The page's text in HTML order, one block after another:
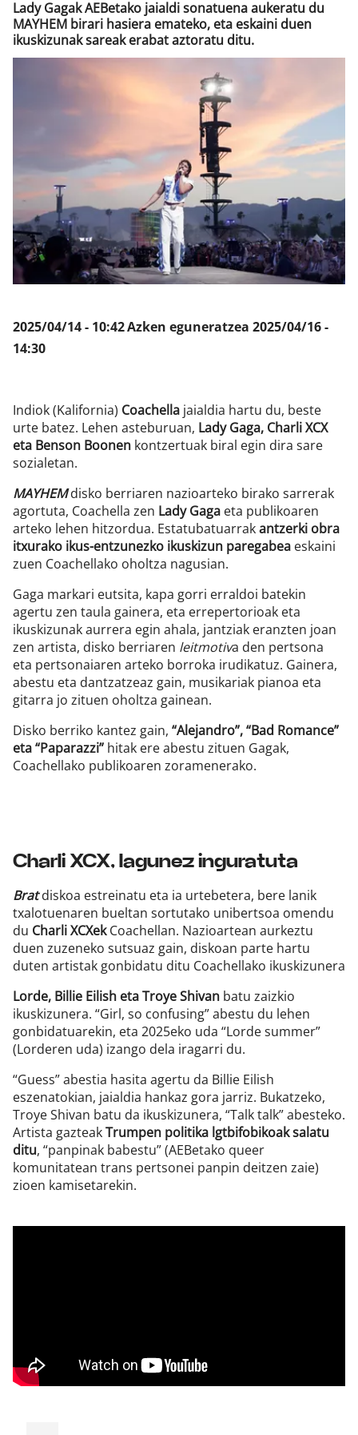
Klisk
Lady Gagak AEBetako jaialdi sonatuena aukeratu du
MAYHEM birari hasiera emateko, eta eskaini duen
ikuskizunak sareak erabat aztoratu ditu.
2025/04/14 - 10:42Azken eguneratzea 2025/04/16 -
14:30
Indiok (Kalifornia) Coachella jaialdia hartu du, beste
urte batez. Lehen asteburuan, Lady Gaga, Charli XCX
eta Benson Boonen kontzertuak biral egin dira sare
sozialetan.
MAYHEMdisko berriaren nazioarteko birako sarrerak
agortuta, Coachella zen Lady Gaga eta publikoaren
arteko lehen hitzordua. Estatubatuarrakantzerki obra
itxurako ikus-entzunezko ikuskizun paregabea eskaini
zuen Coachellako oholtza nagusian.
Gaga markari eutsita, kapa gorri erraldoi batekin
agertu zen taula gainera, eta errepertorioak eta
ikuskizunak aurrera egin ahala, jantziak eranzten joan
zen artista, disko berriaren leitmotiva den pertsona
eta pertsonaiaren arteko borroka irudikatuz. Gainera,
abestu eta dantzatzeaz gain, musikariak pianoa eta
gitarra jo zituen oholtza gainean.
Disko berriko kantez gain, “Alejandro”, “Bad Romance”
eta “Paparazzi” hitak ere abestu zituen Gagak,
Coachellako publikoaren zoramenerako.
Charli XCX, lagunez inguratuta
Bratdiskoa estreinatu eta ia urtebetera, bere lanik
txalotuenaren bueltan sortutako unibertsoa omendu
du Charli XCXekCoachellan. Nazioartean aurkeztu
duen zuzeneko sutsuaz gain, diskoan parte hartu
duten artistak gonbidatu ditu Coachellako ikuskizunera
Lorde, Billie Eilish eta Troye Shivan batu zaizkio
ikuskizunera. “Girl, so confusing” abestu du lehen
gonbidatuarekin, eta 2025eko uda “Lorde summer”
(Lorderen uda) izango dela iragarri du.
“Guess” abestia hasita agertu da Billie Eilish
eszenatokian, jaialdia hankaz gora jarriz. Bukatzeko,
Troye Shivan batu da ikuskizunera, “Talk talk” abesteko.
Artista gazteakTrumpen politika lgtbifobikoak salatu
ditu, “panpinak babestu” (AEBetako queer
komunitatean trans pertsonei panpin deitzen zaie)
zioen kamisetarekin.